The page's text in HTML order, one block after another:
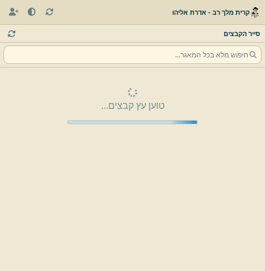
קרית מלך רב - אדרת אליהו
סייר הקבצים
טוען עץ קבצים...